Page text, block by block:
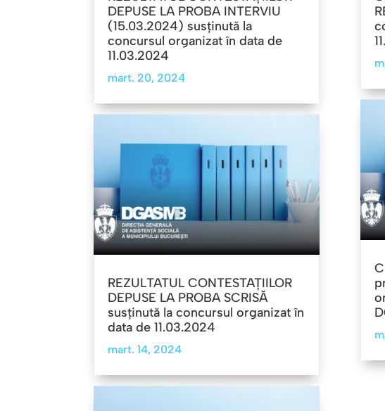
DEPUSE LA PROBA INTERVIU
(15.03.2024) susținută la
concursul organizat în data de
11.03.2024
mart. 20, 2024
REZULTATUL CONTESTAȚIILOR
DEPUSE LA PROBA SCRISĂ
susținută la concursul organizat în
data de 11.03.2024
mart. 14, 2024